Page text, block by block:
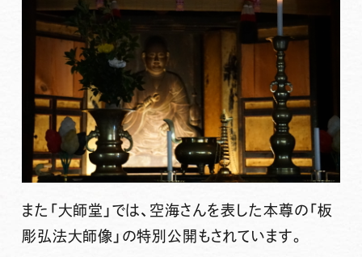
また「大師堂」では、空海さんを表した本尊の「板
彫弘法大師像 」の特別公開もされています。